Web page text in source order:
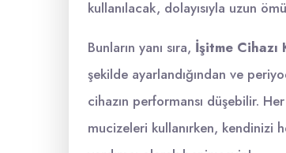
kullanılacak, dolayısıyla uzun
Bunların yanı sıra, İşitme Cihazı
şekilde ayarlandığından ve
cihazın performansı düşebilir.
mucizeleri kullanırken, kendinizi